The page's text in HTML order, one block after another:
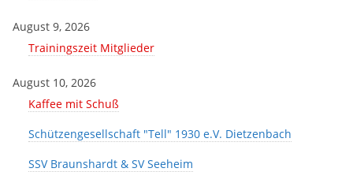
August 9, 2026
Trainingszeit Mitglieder
August 10, 2026
Kaffee mit Schuß
Schützengesellschaft "Tell" 1930 e.V. Dietzenbach
SSV Braunshardt & SV Seeheim